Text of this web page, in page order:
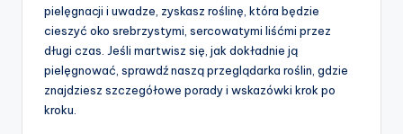
pielęgnacji i uwadze, zyskasz roślinę, która będzie
cieszyć oko srebrzystymi, sercowatymi liśćmi przez
długi czas. Jeśli martwisz się, jak dokładnie ją
pielęgnować, sprawdź naszą przeglądarka roślin, gdzie
znajdziesz szczegółowe porady i wskazówki krok po
kroku.